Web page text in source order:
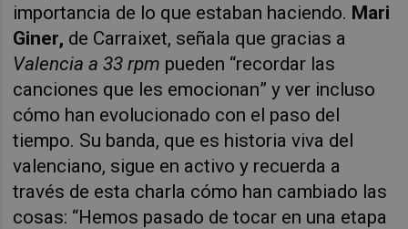
importancia de lo que estaban haciendo. Mari
Giner, de Carraixet, señala que gracias a
Valencia a 33 rpm pueden “recordar las
canciones que les emocionan” y ver incluso
cómo han evolucionado con el paso del
tiempo. Su banda, que es historia viva del
valenciano, sigue en activo y recuerda a
través de esta charla cómo han cambiado las
cosas: “Hemos pasado de tocar en una etapa